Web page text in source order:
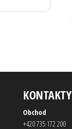
KONTAKTY
Obchod
+420 735 172 200